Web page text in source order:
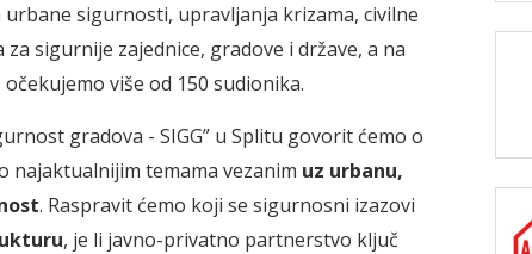
sigurnosti, upravljanja krizama, civilne
sigurnije zajednice, gradove i države, a na
više od 150 sudionika.
gradova - SIGG” u Splitu govorit ćemo o
najaktualnijim temama vezanim uz urbanu,
. Raspravit ćemo koji se sigurnosni izazovi
, je li javno-privatno partnerstvo ključ